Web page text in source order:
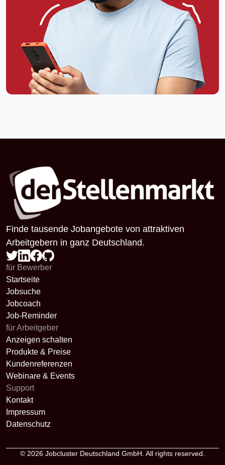
Finde tausende Jobangebote von attraktiven
Arbeitgebern in ganz Deutschland.
für Bewerber
Startseite
Jobsuche
Jobcoach
Job-Reminder
für Arbeitgeber
Anzeigen schalten
Produkte & Preise
Kundenreferenzen
Webinare & Events
Support
Kontakt
Impressum
Datenschutz
© 2026 Jobcluster Deutschland GmbH. All rights reserved.